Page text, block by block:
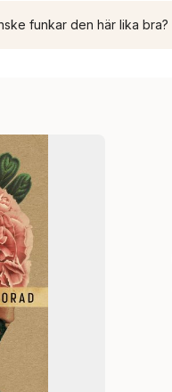
funkar den här lika bra?